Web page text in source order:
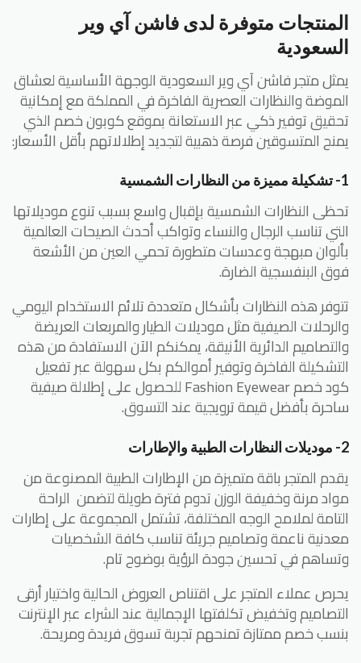
المنتجات متوفرة لدى فاشن آي وير
السعودية
يمثل متجر فاشن آي وير السعودية الوجهة الأساسية لعشاق
الموضة والنظارات العصرية الفاخرة في المملكة مع إمكانية
تحقيق توفير ذكي عبر الاستعانة بموقع كوبون خصم الذي
يمنح المتسوقين فرصة ذهبية لتجديد إطلالاتهم بأقل الأسعار:
1- تشكيلة مميزة من النظارات الشمسية
تحظى النظارات الشمسية بإقبال واسع بسبب تنوع موديلاتها
التي تناسب الرجال والنساء وتواكب أحدث الصيحات العالمية
بألوان مبهجة وعدسات متطورة تحمي العين من الأشعة
فوق البنفسجية الضارة.
تتوفر هذه النظارات بأشكال متعددة تلائم الاستخدام اليومي
والرحلات الصيفية مثل موديلات الطيار والمربعات العريضة
والتصاميم الدائرية الأنيقة، يمكنكم الآن الاستفادة من هذه
التشكيلة الفاخرة وتوفير أموالكم بكل سهولة عبر تفعيل
كود خصم Fashion Eyewear للحصول على إطلالة صيفية
ساحرة بأفضل قيمة ترويجية عند التسوق.
2- موديلات النظارات الطبية والإطارات
يقدم المتجر باقة متميزة من الإطارات الطبية المصنوعة من
مواد مرنة وخفيفة الوزن تدوم فترة طويلة لتضمن الراحة
التامة لملامح الوجه المختلفة، تشتمل المجموعة على إطارات
معدنية ناعمة وتصاميم جريئة تناسب كافة الشخصيات
وتساهم في تحسين جودة الرؤية بوضوح تام.
يحرص عملاء المتجر على اقتناص العروض الحالية واختيار أرقى
التصاميم وتخفيض تكلفتها الإجمالية عند الشراء عبر الإنترنت
بنسب خصم ممتازة تمنحهم تجربة تسوق فريدة ومريحة.